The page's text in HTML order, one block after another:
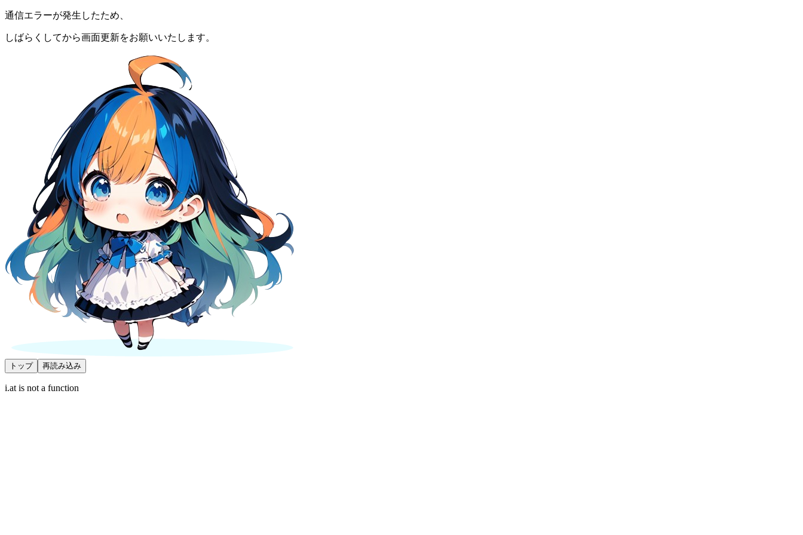
通信エラーが発生したため、
しばらくしてから画面更新をお願いいたします。
トップ 再読み込み
i.at is not a function